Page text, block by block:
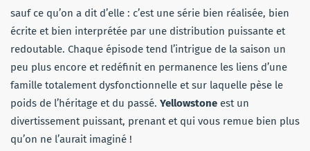
sauf ce qu’on a dit d’elle : c’est une série bien réalisée, bien
écrite et bien interprétée par une distribution puissante et
redoutable. Chaque épisode tend l’intrigue de la saison un
peu plus encore et redéfinit en permanence les liens d’une
famille totalement dysfonctionnelle et sur laquelle pèse le
poids de l’héritage et du passé. Yellowstone est un
divertissement puissant, prenant et qui vous remue bien plus
qu’on ne l’aurait imaginé !